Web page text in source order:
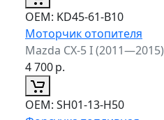
ОЕМ: KD45-61-B10
Моторчик отопителя
Mazda CX-5 I (2011—2015)
4 700р.
ОЕМ: SH01-13-H50